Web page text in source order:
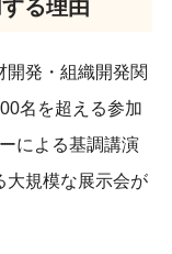
る理由
開発・組織開発関
名を超える参加
による基調講演
大規模な展示会が